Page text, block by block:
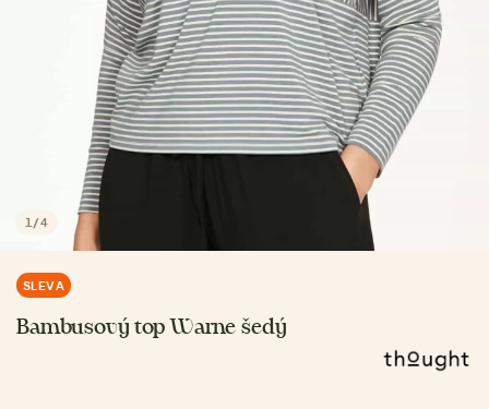
1 /4
SLEVA
Bambusový top Warne šedý